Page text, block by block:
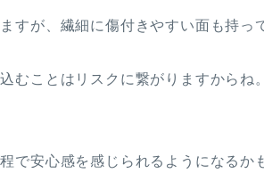
すが、繊細に傷付きやすい面も持っ
むことはリスクに繋がりますからね。
で安心感を感じられるようになるか